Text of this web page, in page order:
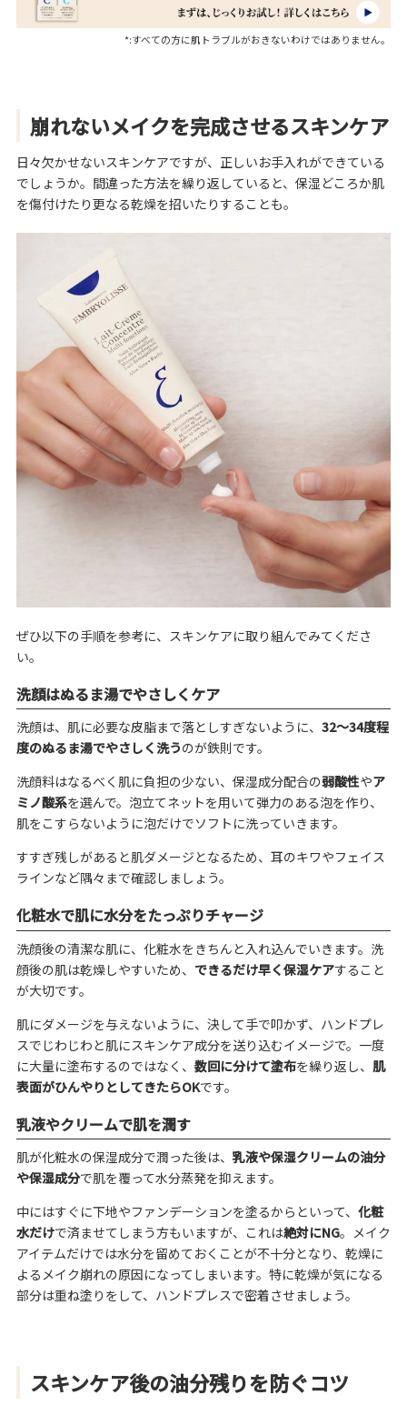
*:すべての方に肌トラブルがおきないわけではありません。
崩れないメイクを完成させるスキンケア
日々欠かせないスキンケアですが、正しいお手入れができている
でしょうか。間違った方法を繰り返していると、保湿どころか肌
を傷付けたり更なる乾燥を招いたりすることも。
ぜひ以下の手順を参考に、スキンケアに取り組んでみてくださ
い。
洗顔はぬるま湯でやさしくケア
洗顔は、肌に必要な皮脂まで落としすぎないように、 32～34度程
度のぬるま湯でやさしく洗うのが鉄則です。
洗顔料はなるべく肌に負担の少ない、保湿成分配合の弱酸性やア
ミノ酸系を選んで。泡立てネットを用いて弾力のある泡を作り、
肌をこすらないように泡だけでソフトに洗っていきます。
すすぎ残しがあると肌ダメージとなるため、耳のキワやフェイス
ラインなど隅々まで確認しましょう。
化粧水で肌に水分をたっぷりチャージ
洗顔後の清潔な肌に、化粧水をきちんと入れ込んでいきます。洗
顔後の肌は乾燥しやすいため、 できるだけ早く保湿ケアすること
が大切です。
肌にダメージを与えないように、決して手で叩かず、ハンドプレ
スでじわじわと肌にスキンケア成分を送り込むイメージで。一度
に大量に塗布するのではなく、数回に分けて塗布を繰り返し、 肌
表面がひんやりとしてきたらOKです。
乳液やクリームで肌を潤す
肌が化粧水の保湿成分で潤った後は、 乳液や保湿クリームの油分
や保湿成分で肌を覆って水分蒸発を抑えます。
中にはすぐに下地やファンデーションを塗るからといって、 化粧
水だけで済ませてしまう方もいますが、これは絶対にNG。メイク
アイテムだけでは水分を留めておくことが不十分となり、乾燥に
よるメイク崩れの原因になってしまいます。特に乾燥が気になる
部分は重ね塗りをして、ハンドプレスで密着させましょう。
スキンケア後の油分残りを防ぐコツ